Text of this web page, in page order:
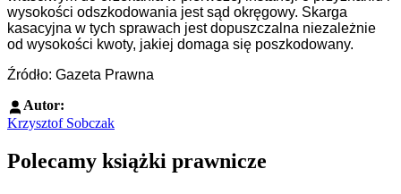
wysokości odszkodowania jest sąd okręgowy. Skarga
kasacyjna w tych sprawach jest dopuszczalna niezależnie
od wysokości kwoty, jakiej domaga się poszkodowany.
Źródło: Gazeta Prawna
Autor:
Krzysztof Sobczak
Polecamy książki prawnicze